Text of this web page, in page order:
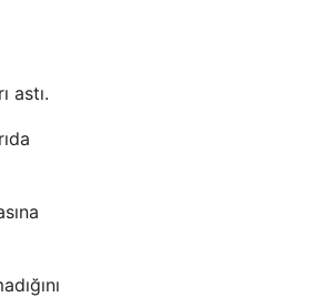
astı.